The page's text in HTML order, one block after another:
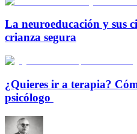
La neuroeducación y sus
crianza segura
¿Quieres ir a terapia?
psicólogo